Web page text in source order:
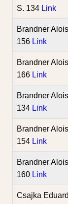
S. 134 Link
Brandner Alois
156 Link
Brandner Alois
166 Link
Brandner Alois
134 Link
Brandner Alois
154 Link
Brandner Alois
160 Link
Csajka Eduard